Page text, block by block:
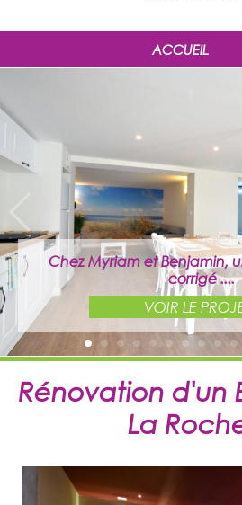
ACCUEIL
Chez Myriam et Benjamin,
corrigé ....
VOIR LE
Chez Myriam et Benjamin,
corrigé ....
Rénovation d'un
La